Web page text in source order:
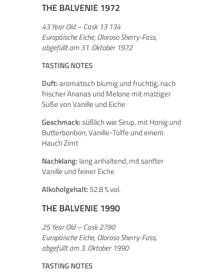
THE BALVENIE 1972
43 Year Old – Cask 13 134
Europäische Eiche, Oloroso Sherry-Fass,
abgefüllt am 31. Oktober 1972
TASTING NOTES
Duft:aromatisch blumig und fruchtig, nach
frischer Ananas und Melone mit malziger
Süße von Vanille und Eiche
Geschmack:süßlich wie Sirup, mit Honig und
Butterbonbon, Vanille-Toffe und einem
Hauch Zimt
Nachklang: lang anhaltend, mit sanfter
Vanille und feiner Eiche
Alkoholgehalt: 52.8 % vol.
THE BALVENIE 1990
25 Year Old – Cask 2790
Europäische Eiche, Oloroso Sherry-Fass,
abgefüllt am 3. Oktober 1990
TASTING NOTES